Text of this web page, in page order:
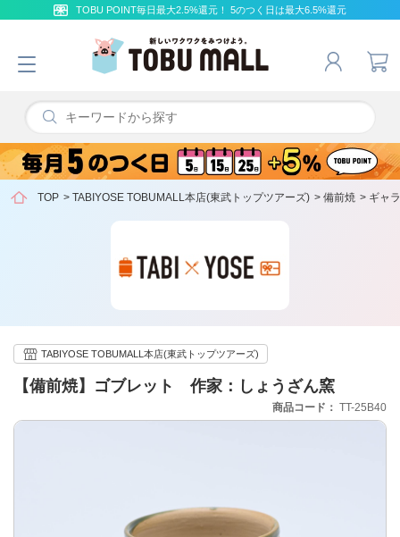
TOBU POINT毎日最大2.5%還元！ 5のつく日は最大6.5%還元
TOP > TABIYOSE TOBUMALL本店(東武トップツアーズ) > 備前焼 > ギャ
【備前焼】ゴブレット 作家：しょうざん窯
TABIYOSE TOBUMALL本店(東武トップツアーズ)
商品コード TT-25B40